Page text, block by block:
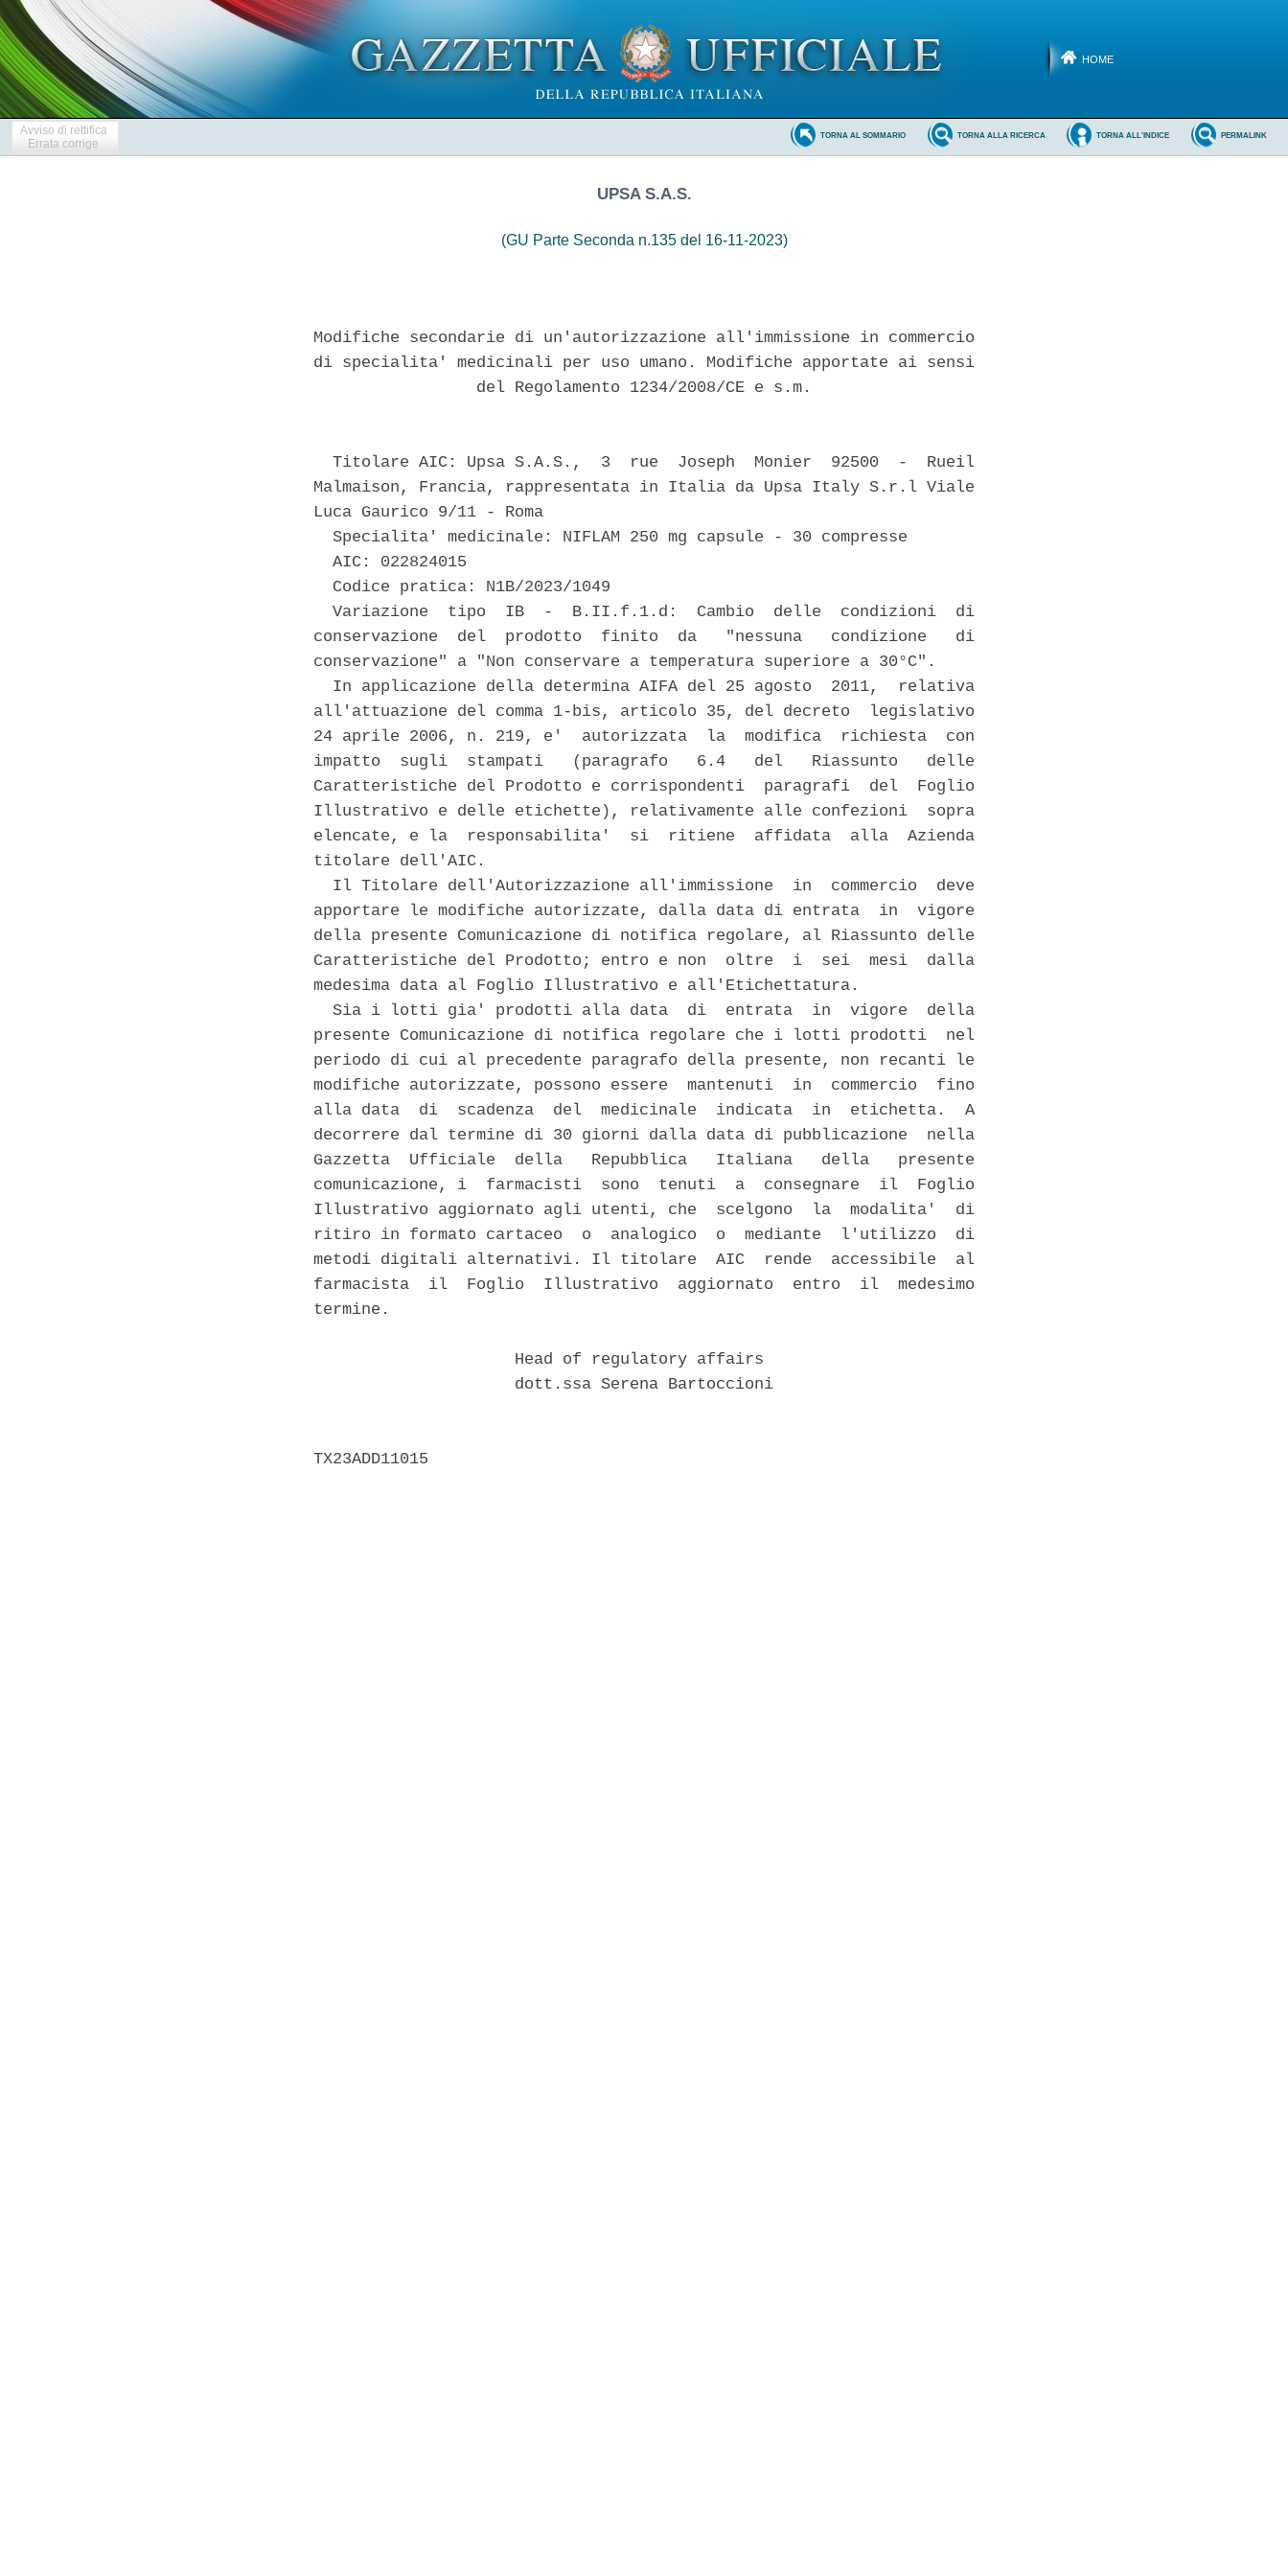
HOME
Avviso di rettifica
Errata corrige
PERMALINK
TORNA ALL'INDICE
TORNA ALLA RICERCA
TORNA AL SOMMARIO
UPSA S.A.S.
(GU Parte Seconda n.135 del 16-11-2023)
Modifiche secondarie di un'autorizzazione all'immissione in commercio
di specialita' medicinali per uso umano. Modifiche apportate ai sensi
                 del Regolamento 1234/2008/CE e s.m.
  Titolare AIC: Upsa S.A.S.,  3  rue  Joseph  Monier  92500  -  Rueil
Malmaison, Francia, rappresentata in Italia da Upsa Italy S.r.l Viale
Luca Gaurico 9/11 - Roma
  Specialita' medicinale: NIFLAM 250 mg capsule - 30 compresse
  AIC: 022824015
  Codice pratica: N1B/2023/1049
  Variazione  tipo  IB  -  B.II.f.1.d:  Cambio  delle  condizioni  di
conservazione  del  prodotto  finito  da   "nessuna   condizione   di
conservazione" a "Non conservare a temperatura superiore a 30°C".
  In applicazione della determina AIFA del 25 agosto  2011,  relativa
all'attuazione del comma 1-bis, articolo 35, del decreto  legislativo
24 aprile 2006, n. 219, e'  autorizzata  la  modifica  richiesta  con
impatto  sugli  stampati   (paragrafo   6.4   del   Riassunto   delle
Caratteristiche del Prodotto e corrispondenti  paragrafi  del  Foglio
Illustrativo e delle etichette), relativamente alle confezioni  sopra
elencate, e la  responsabilita'  si  ritiene  affidata  alla  Azienda
titolare dell'AIC.
  Il Titolare dell'Autorizzazione all'immissione  in  commercio  deve
apportare le modifiche autorizzate, dalla data di entrata  in  vigore
della presente Comunicazione di notifica regolare, al Riassunto delle
Caratteristiche del Prodotto; entro e non  oltre  i  sei  mesi  dalla
medesima data al Foglio Illustrativo e all'Etichettatura.
  Sia i lotti gia' prodotti alla data  di  entrata  in  vigore  della
presente Comunicazione di notifica regolare che i lotti prodotti  nel
periodo di cui al precedente paragrafo della presente, non recanti le
modifiche autorizzate, possono essere  mantenuti  in  commercio  fino
alla data  di  scadenza  del  medicinale  indicata  in  etichetta.  A
decorrere dal termine di 30 giorni dalla data di pubblicazione  nella
Gazzetta  Ufficiale  della   Repubblica   Italiana   della   presente
comunicazione, i  farmacisti  sono  tenuti  a  consegnare  il  Foglio
Illustrativo aggiornato agli utenti, che  scelgono  la  modalita'  di
ritiro in formato cartaceo  o  analogico  o  mediante  l'utilizzo  di
metodi digitali alternativi. Il titolare  AIC  rende  accessibile  al
farmacista  il  Foglio  Illustrativo  aggiornato  entro  il  medesimo
termine.
                     Head of regulatory affairs
                     dott.ssa Serena Bartoccioni